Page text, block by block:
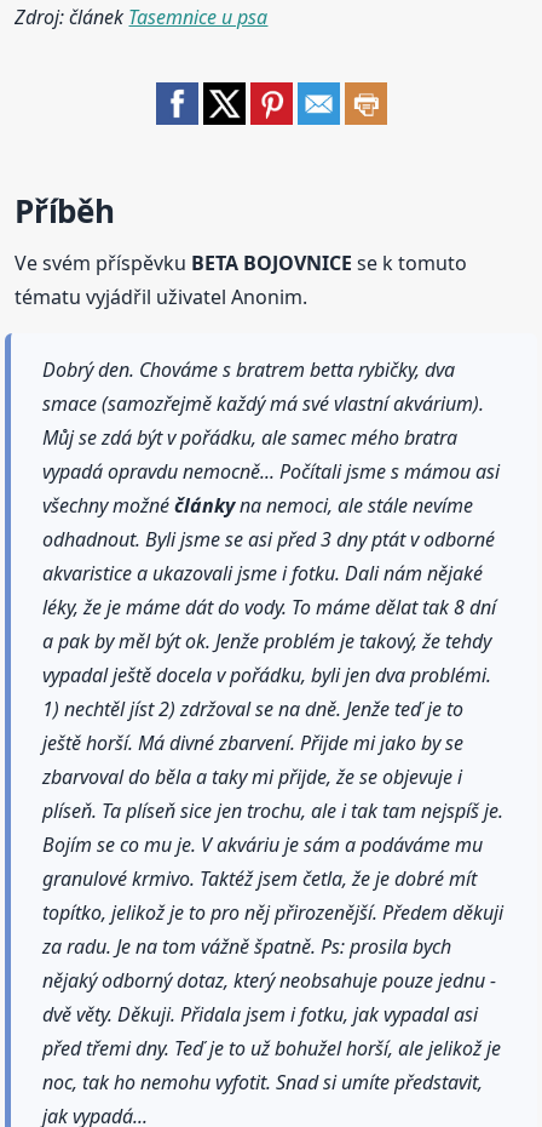
Zdroj: článek Tasemnice u psa
Příběh
Ve svém příspěvku BETA BOJOVNICE se k tomuto
tématu vyjádřil uživatel Anonim.
Dobrý den. Chováme s bratrem betta rybičky, dva
smace (samozřejmě každý má své vlastní akvárium).
Můj se zdá být v pořádku, ale samec mého bratra
vypadá opravdu nemocně... Počítali jsme s mámou asi
všechny možnéčlánkyna nemoci, ale stále nevíme
odhadnout. Byli jsme se asi před 3 dny ptát v odborné
akvaristice a ukazovali jsme i fotku. Dali nám nějaké
léky, že je máme dát do vody. To máme dělat tak 8 dní
a pak by měl být ok. Jenže problém je takový, že tehdy
vypadal ještě docela v pořádku, byli jen dva problémi.
1) nechtěl jíst 2) zdržoval se na dně. Jenže teď je to
ještě horší. Má divné zbarvení. Přijde mi jako by se
zbarvoval do běla a taky mi přijde, že se objevuje i
plíseň. Ta plíseň sice jen trochu, ale i tak tam nejspíš je.
Bojím se co mu je. V akváriu je sám a podáváme mu
granulové krmivo. Taktéž jsem četla, že je dobré mít
topítko, jelikož je to pro něj přirozenější. Předem děkuji
za radu. Je na tom vážně špatně. Ps: prosila bych
nějaký odborný dotaz, který neobsahuje pouze jednu -
dvě věty. Děkuji. Přidala jsem i fotku, jak vypadal asi
před třemi dny. Teď je to už bohužel horší, ale jelikož je
noc, tak ho nemohu vyfotit. Snad si umíte představit,
jak vypadá...